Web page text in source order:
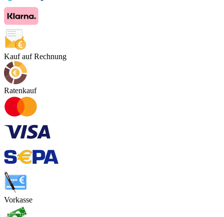
Kauf auf Rechnung
Ratenkauf
Vorkasse